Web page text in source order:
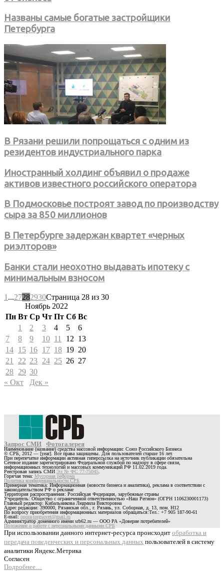
Названы самые богатые застройщики
Петербурга
В Рязани решили попрощаться с одним из
резидентов индустриального парка
Иностранный холдинг объявил о продаже
активов известного российского оператора
В Подмосковье построят завод по производству
сыра за 850 миллионов
В Петербурге задержан квартет «черных
риэлторов»
Банки стали неохотно выдавать ипотеку с
минимальным взносом
1 ...27282930Страница 28 из 30
Ноябрь 2022
Пн Вт Ср Чт Пт Сб Вс
1
2 3 4 5
6
7
8 9 10 11 12 13
14 15 16 17 18 19 20
21
22 23 24 25 26 27
28 29 30
« Окт
Дек »
Запрос СМИ Фотогалерея
Наименование (название) средства массовой информации: Союз Российского Бизнеса
© СРБ, 2012 — [year]. Все права защищены. Для пользователей старше 16 лет.
При перепечатке информации активная гиперссылка на источник публикации обязательна
Сетевое издание зарегистрировано Федеральной службой по надзору в сфере связи,
информационных технологий и массовых коммуникаций РФ 11.02.2019 года.
Реестровая запись СМИ Эл № ФС 77-75045.
Горячая тема: Мусорная реформа
Политика конфиденциальности СРБ
Примерная тематика: Информационная (новости бизнеса и аналитика), реклама в соответствии с
законодательством РФ о рекламе
Территория распространения: Российская Федерация, зарубежные страны
Учредитель: Общество с ограниченной ответственностью «Наш Регион» (ОГРН 1106230001173)
Главный редактор: Кибальникова Людмила Викторовна
Адрес редакции: 390000, Рязанская обл., г. Рязань, ул. Соборная, д. 13, пом. Н12
По вопросу приобретения информационных материалов обращаться:Тел.: +7 905 187-90-61
E-mail: opora-torgsovet@mail.ru
Администратор доменного имени srb62.ru — ООО РА «Доверие потребителей»
Положение о работе с персональными данными СРБ
При использовании данного интернет-ресурса происходит обработка и
передача поведенческих и персональных данных пользователей в систему
аналитики Яндекс.Метрика
Согласен
Подробнее…